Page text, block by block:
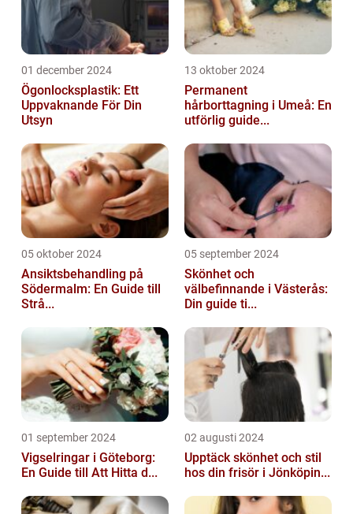
01 december 2024
Ögonlocksplastik: Ett
Uppvaknande För Din
Utsyn
13 oktober 2024
Permanent
hårborttagning i Umeå: En
utförlig guide...
05 oktober 2024
Ansiktsbehandling på
Södermalm: En Guide till
Strå...
05 september 2024
Skönhet och
välbefinnande i Västerås:
Din guide ti...
01 september 2024
Vigselringar i Göteborg:
En Guide till Att Hitta d...
02 augusti 2024
Upptäck skönhet och stil
hos din frisör i Jönköpin...